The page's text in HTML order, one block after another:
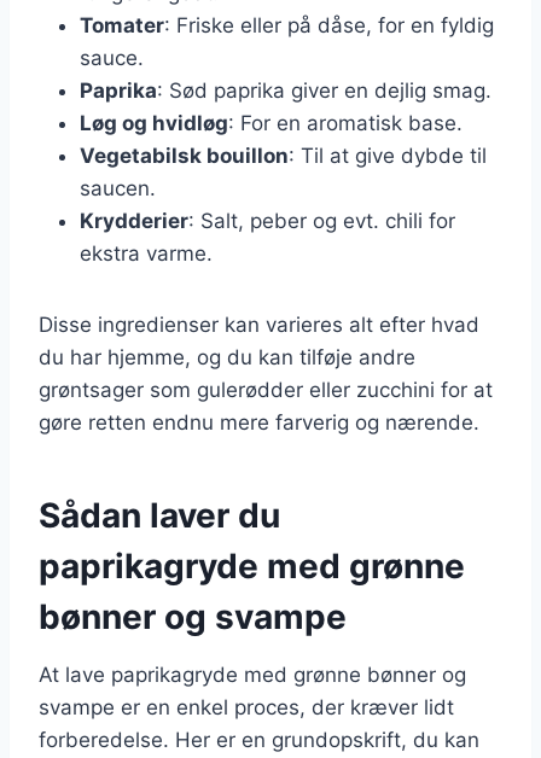
Tomater: Friske eller på dåse, for en fyldig
sauce.
Paprika: Sød paprika giver en dejlig smag.
Løg og hvidløg: For en aromatisk base.
Vegetabilsk bouillon: Til at give dybde til
saucen.
Krydderier: Salt, peber og evt. chili for
ekstra varme.
Disse ingredienser kan varieres alt efter hvad
du har hjemme, og du kan tilføje andre
grøntsager som gulerødder eller zucchini for at
gøre retten endnu mere farverig og nærende.
Sådan laver du
paprikagryde med grønne
bønner og svampe
At lave paprikagryde med grønne bønner og
svampe er en enkel proces, der kræver lidt
forberedelse. Her er en grundopskrift, du kan